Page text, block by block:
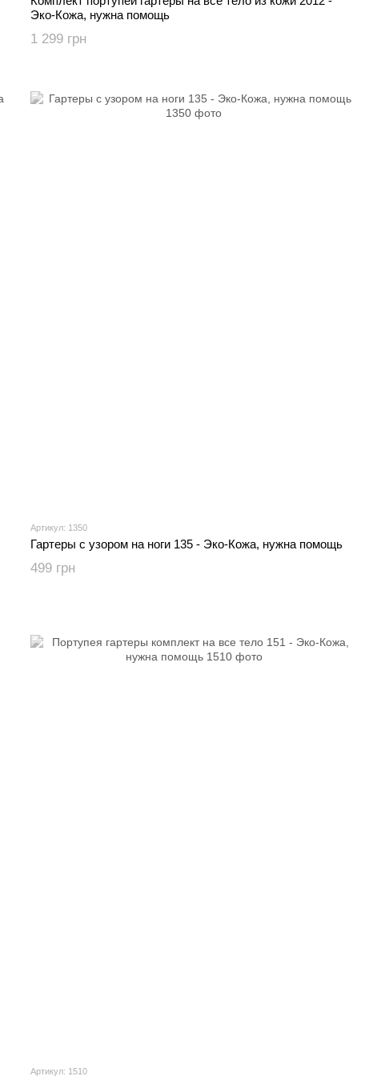
Эко-Кожа, нужна помощь
1 299 грн
Артикул: 1350
Гартеры с узором на ноги 135 - Эко-Кожа, нужна помощь
499 грн
Артикул: 1510